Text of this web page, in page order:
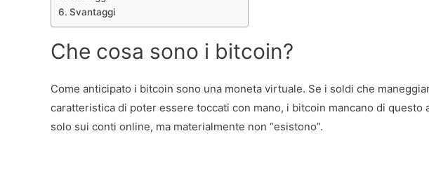
Svantaggi
Che cosa sono i bitcoin?
Come anticipato i bitcoin sono una moneta virtuale. Se i soldi che
caratteristica di poter essere toccati con mano, i bitcoin mancano di
solo sui conti online, ma materialmente non “esistono”.